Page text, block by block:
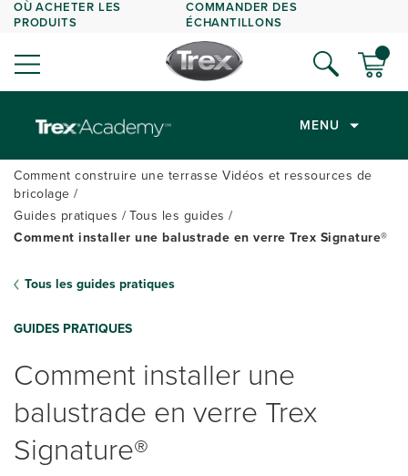
OÙ ACHETER LES
PRODUITS
COMMANDER DES
ÉCHANTILLONS
MENU
Comment construire une terrasse Vidéos et ressources de
bricolage
Guides pratiques
Tous les guides
Comment installer une balustrade en verre Trex Signature®
Tous les guides pratiques
GUIDES PRATIQUES
Comment installer une
balustrade en verre Trex
Signature®